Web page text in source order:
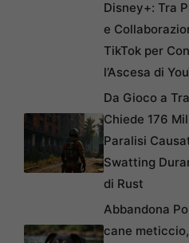
Disney+: Tra
e
TikTok per
l’Ascesa di
Da Gioco a
Chiede 176
Paralisi
Swatting
di Rust
Abbandona
cane